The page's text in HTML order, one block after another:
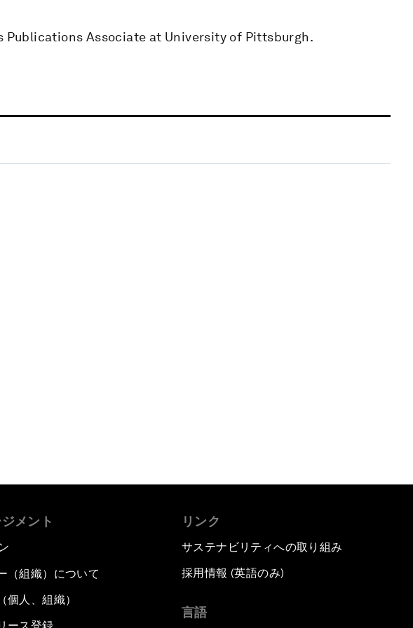
Publications Associate at University of Pittsburgh.
メント
（組織）について
個人、組織）
リンク
サステナビリティへの取り組み
採用情報 (英語のみ)
言語